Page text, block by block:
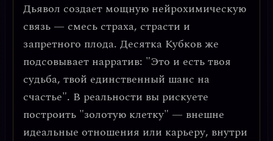
Дьявол создает мощную нейрохимическую
связь — смесь страха, страсти и
запретного плода. Десятка Кубков же
подсовывает нарратив: "Это и есть твоя
судьба, твой единственный шанс на
счастье". В реальности вы рискуете
построить "золотую клетку" — внешне
идеальные отношения или карьеру, внутри